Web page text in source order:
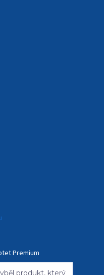
Premium
produkt, který